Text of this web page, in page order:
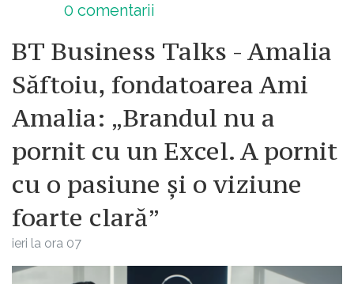
0 comentarii
BT Business Talks - Amalia
Săftoiu, fondatoarea Ami
Amalia: „Brandul nu a
pornit cu un Excel. A pornit
cu o pasiune și o viziune
foarte clară”
ieri la ora 07